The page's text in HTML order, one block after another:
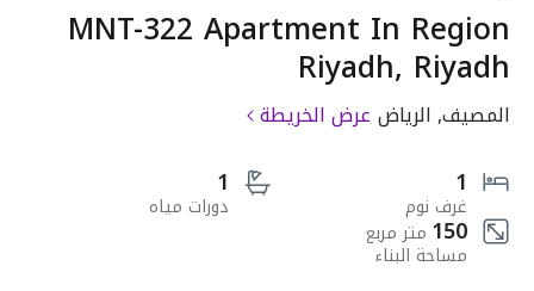
MNT-322 Apartment In Region
Riyadh, Riyadh
المصيف, الرياض عرض الخريطة
1
غرف نوم
1
دورات مياه
150 متر مربع
مساحة البناء